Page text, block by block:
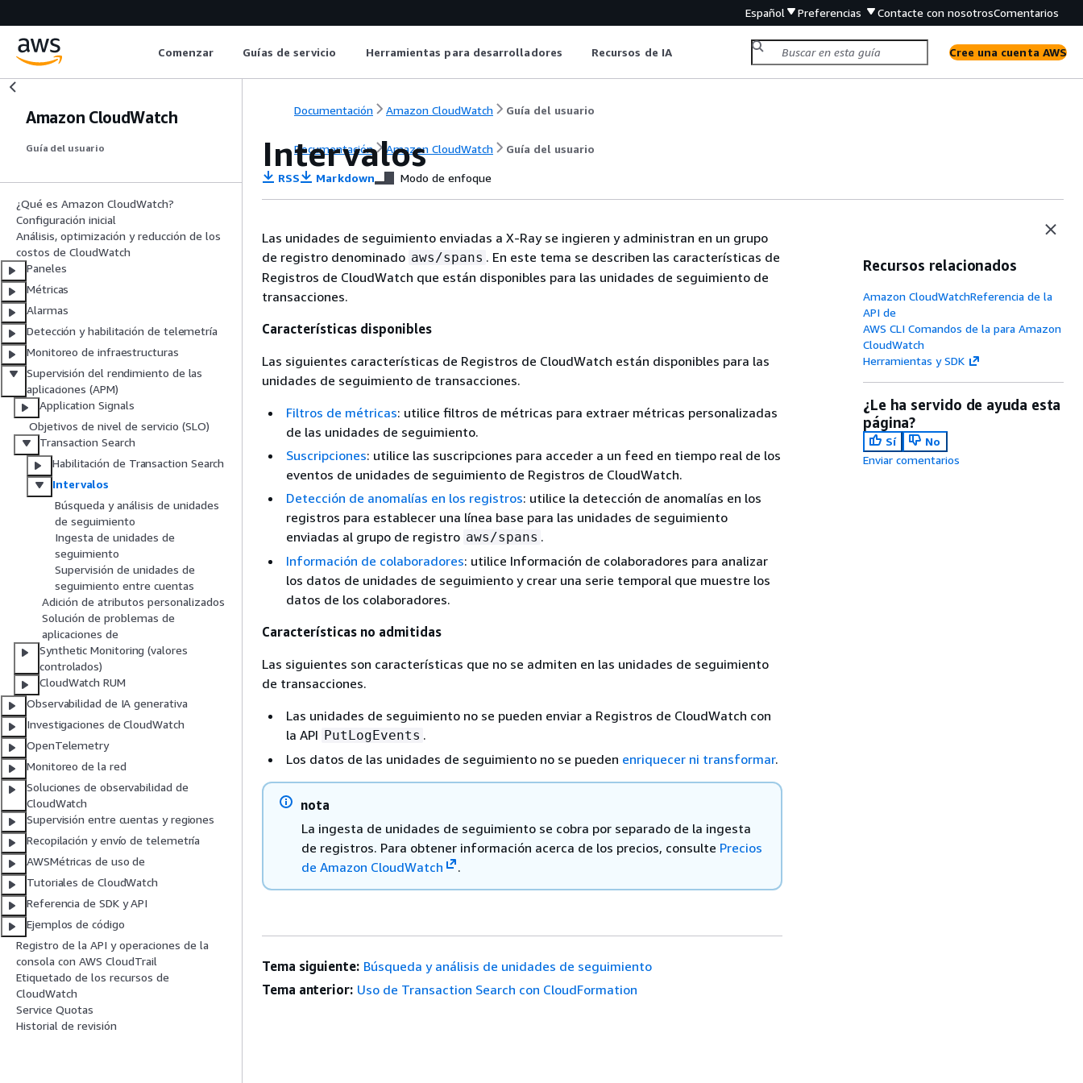
Español Preferencias Contacte con nosotrosComentarios
Comenzar Guías de servicio Herramientas para desarrolladores Recursos de IA Cree una cuenta AWS
Amazon CloudWatch
Guía del usuario
¿Qué es Amazon CloudWatch?
Configuración inicial
Análisis, optimización y reducción de los
costos de CloudWatch
Paneles
Métricas
Alarmas
Detección y habilitación de telemetría
Monitoreo de infraestructuras
Supervisión del rendimiento de las
aplicaciones (APM)
Application Signals
Objetivos de nivel de servicio (SLO)
Transaction Search
Habilitación de Transaction Search
Intervalos
Búsqueda y análisis de unidades
de seguimiento
Ingesta de unidades de
seguimiento
Supervisión de unidades de
seguimiento entre cuentas
Adición de atributos personalizados
Solución de problemas de
aplicaciones de
Synthetic Monitoring (valores
controlados)
CloudWatch RUM
Observabilidad de IA generativa
Investigaciones de CloudWatch
OpenTelemetry
Monitoreo de la red
Soluciones de observabilidad de
CloudWatch
Supervisión entre cuentas y regiones
Recopilación y envío de telemetría
AWSMétricas de uso de
Tutoriales de CloudWatch
Referencia de SDK y API
Ejemplos de código
Registro de la API y operaciones de la
consola con AWS CloudTrail
Etiquetado de los recursos de
CloudWatch
Service Quotas
Historial de revisión
Documentación Amazon CloudWatch Guía del usuario
Documentación Amazon CloudWatch Guía del usuario
Intervalos
RSS Markdown Modo de enfoque
Las unidades de seguimiento enviadas a X-Ray se ingieren y administran en un grupo
de registro denominado aws/spans . En este tema se describen las características de
Registros de CloudWatch que están disponibles para las unidades de seguimiento de
transacciones.
Características disponibles
Las siguientes características de Registros de CloudWatch están disponibles para las
unidades de seguimiento de transacciones.
Filtros de métricas: utilice filtros de métricas para extraer métricas personalizadas
de las unidades de seguimiento.
Suscripciones: utilice las suscripciones para acceder a un feed en tiempo real de los
eventos de unidades de seguimiento de Registros de CloudWatch.
Detección de anomalías en los registros: utilice la detección de anomalías en los
registros para establecer una línea base para las unidades de seguimiento
enviadas al grupo de registro aws/spans .
Información de colaboradores: utilice Información de colaboradores para analizar
los datos de unidades de seguimiento y crear una serie temporal que muestre los
datos de los colaboradores.
Características no admitidas
Las siguientes son características que no se admiten en las unidades de seguimiento
de transacciones.
Las unidades de seguimiento no se pueden enviar a Registros de CloudWatch con
la API PutLogEvents .
Los datos de las unidades de seguimiento no se pueden enriquecer ni transformar.
nota
La ingesta de unidades de seguimiento se cobra por separado de la ingesta
de registros. Para obtener información acerca de los precios, consulte Precios
de Amazon CloudWatch
.
Recursos relacionados
Amazon CloudWatchReferencia de la
API de
AWS CLI Comandos de la para Amazon
CloudWatch
Herramientas y SDK
¿Le ha servido de ayuda esta
página?
Sí
No
Enviar comentarios
Tema siguiente: Búsqueda y análisis de unidades de seguimiento
Tema anterior: Uso de Transaction Search con CloudFormation